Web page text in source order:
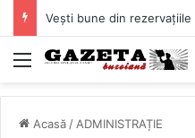
Mediu
Acasă / ADMINISTRAȚIE